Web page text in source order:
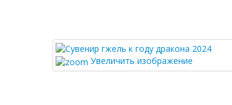
Увеличить изображение